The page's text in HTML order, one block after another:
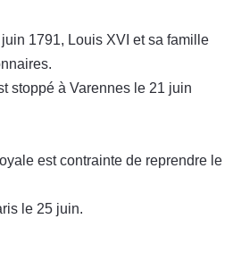
1791, Louis XVI et sa famille
stoppé à Varennes le 21 juin
est contrainte de reprendre le
le 25 juin.